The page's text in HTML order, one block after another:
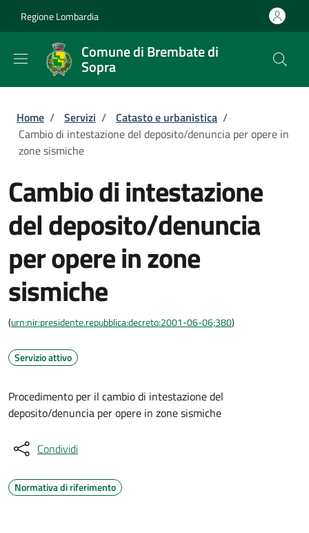
Regione Lombardia
Comune di Brembate di
Sopra
Briciole di pane
Home / Servizi / Catasto e urbanistica /
Cambio di intestazione del deposito/denuncia per opere in
zone sismiche
Cambio di intestazione
del deposito/denuncia
per opere in zone
sismiche
(urn:nir:presidente.repubblica:decreto:2001-06-06;380)
Servizio attivo
Procedimento per il cambio di intestazione del
deposito/denuncia per opere in zone sismiche
Condividi
Normativa di riferimento